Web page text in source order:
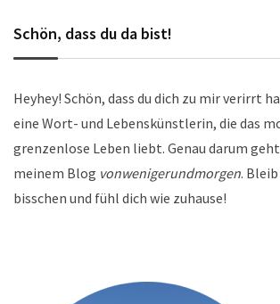
Schön, dass du da bist!
Heyhey! Schön, dass du dich zu mir verirrt
eine Wort- und Lebenskünstlerin, die das
grenzenlose Leben liebt. Genau darum
meinem Blog vonwenigerundmorgen.
bisschen und fühl dich wie zuhause!